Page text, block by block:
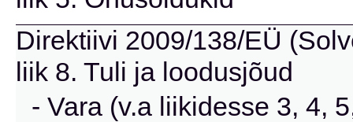
Direktiivi 2009/138/EÜ
liik 8. Tuli ja loodusjõud
- Vara (v.a liikidesse 3, 4,